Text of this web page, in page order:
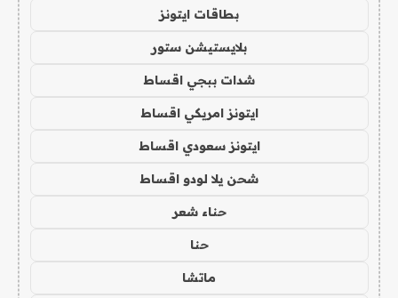
بطاقات ايتونز
بلايستيشن ستور
شدات ببجي اقساط
ايتونز امريكي اقساط
ايتونز سعودي اقساط
شحن يلا لودو اقساط
حناء شعر
حنا
ماتشا